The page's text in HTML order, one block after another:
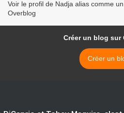
Voir le profil de Nadja alias comme
Overblog
Créer un blog sur
Créer un